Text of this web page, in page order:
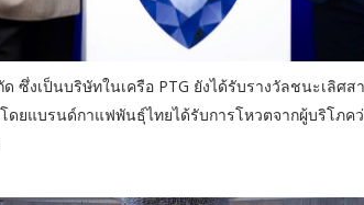
ซึ่งเป็นบริษัทในเครือ PTG ยังได้รับรางวัลชนะเลิ
ดยแบรนด์กาแฟพันธุ์ไทยได้รับการโหวตจากผู้บริโภ